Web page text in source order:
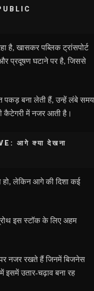
है, खासकर पब्लिक ट्रांसपोर्ट
प्रदूषण घटाने पर है, जिससे
पकड़ बना लेती हैं, उन्हें लंबे समय
कैटेगरी में नजर आती है।
आगे क्या देखना
हो, लेकिन आगे की दिशा कई
इस स्टॉक के लिए अहम
नजर रखते हैं जिनमें बिजनेस
में इसमें उतार-चढ़ाव बना रह